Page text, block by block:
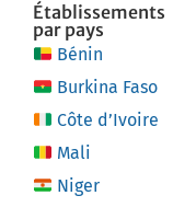
Établissements
par pays
Bénin
Burkina Faso
Côte d’Ivoire
Mali
Niger